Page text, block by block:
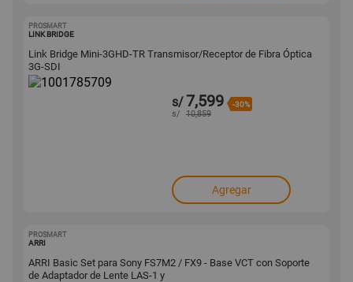
PROSMART
LINK BRIDGE
Link Bridge Mini-3GHD-TR Transmisor/Receptor de Fibra Óptica
3G-SDI
s/7,599 -30%
s/ 10,859
Agregar
PROSMART
ARRI
ARRI Basic Set para Sony FS7M2 / FX9 - Base VCT con Soporte
de Adaptador de Lente LAS-1 y